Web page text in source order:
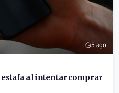
5 ago.
estafa al intentar comprar